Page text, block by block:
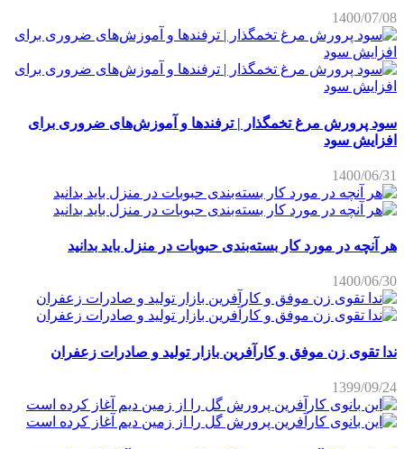
1400/07/08
سود پرورش مرغ تخمگذار | ترفندها و آموزش‌های ضروری برای
افزایش سود
1400/06/31
هر آنچه در مورد کار بسته‌بندی حبوبات در منزل باید بدانید
1400/06/30
ندا تقوی زن موفق و کارآفرین بازار تولید و صادرات زعفران
1399/09/24